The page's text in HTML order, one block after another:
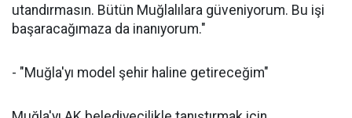
utandırmasın. Bütün Muğlalılara güveniyorum. Bu işi
başaracağımaza da inanıyorum."
- "Muğla'yı model şehir haline getireceğim"